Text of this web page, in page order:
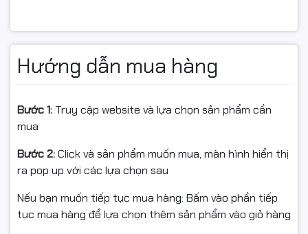
15ISK
#banphimLenovo
#banphimLenovo32015
Hướng dẫn mua hàng
Bước 1: Truy cập website và lựa chọn sản phẩm cần
mua
Bước 2:Click và sản phẩm muốn mua, màn hình hiển thị
ra pop up với các lựa chọn sau
Nếu bạn muốn tiếp tục mua hàng: Bấm vào phần tiếp
tục mua hàng để lựa chọn thêm sản phẩm vào giỏ hàng